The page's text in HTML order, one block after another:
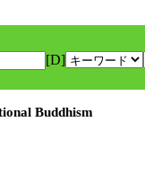
[D]
Buddhism